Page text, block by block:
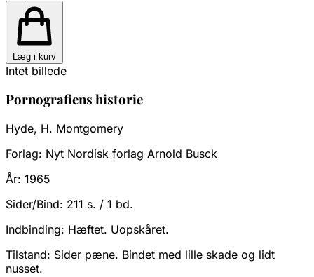
Læg i kurv
Intet billede
Pornografiens historie
Hyde, H. Montgomery
Forlag: Nyt Nordisk forlag Arnold Busck
År: 1965
Sider/Bind: 211 s. / 1 bd.
Indbinding: Hæftet. Uopskåret.
Tilstand: Sider pæne. Bindet med lille skade og lidt
nusset.